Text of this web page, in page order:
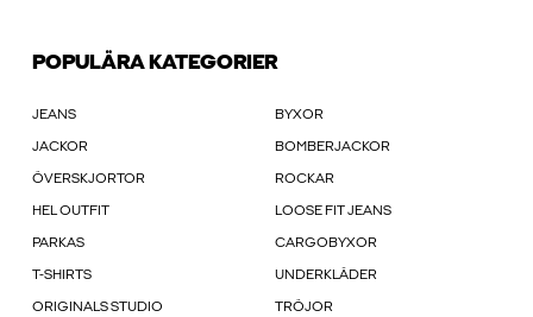
POPULÄRA KATEGORIER
JEANS BYXOR
JACKOR BOMBERJACKOR
ÖVERSKJORTOR ROCKAR
HEL OUTFIT LOOSE FIT JEANS
PARKAS CARGOBYXOR
T-SHIRTS UNDERKLÄDER
ORIGINALS STUDIO TRÖJOR